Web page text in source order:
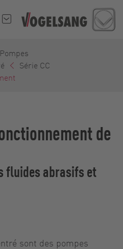
Pompes
Série CC
de
fluides abrasifs et
sont des pompes